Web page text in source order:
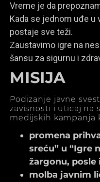
Vreme je da
Kada se jednom uđe u
postaje sve teži.
Zaustavimo igre na
šansu za sigurnu i
MISIJA
Podizanje javne
zavisnosti i uticaj na
medijskih kampanja
promena
sreću” u “Igre
žargonu, posle
molba javnim